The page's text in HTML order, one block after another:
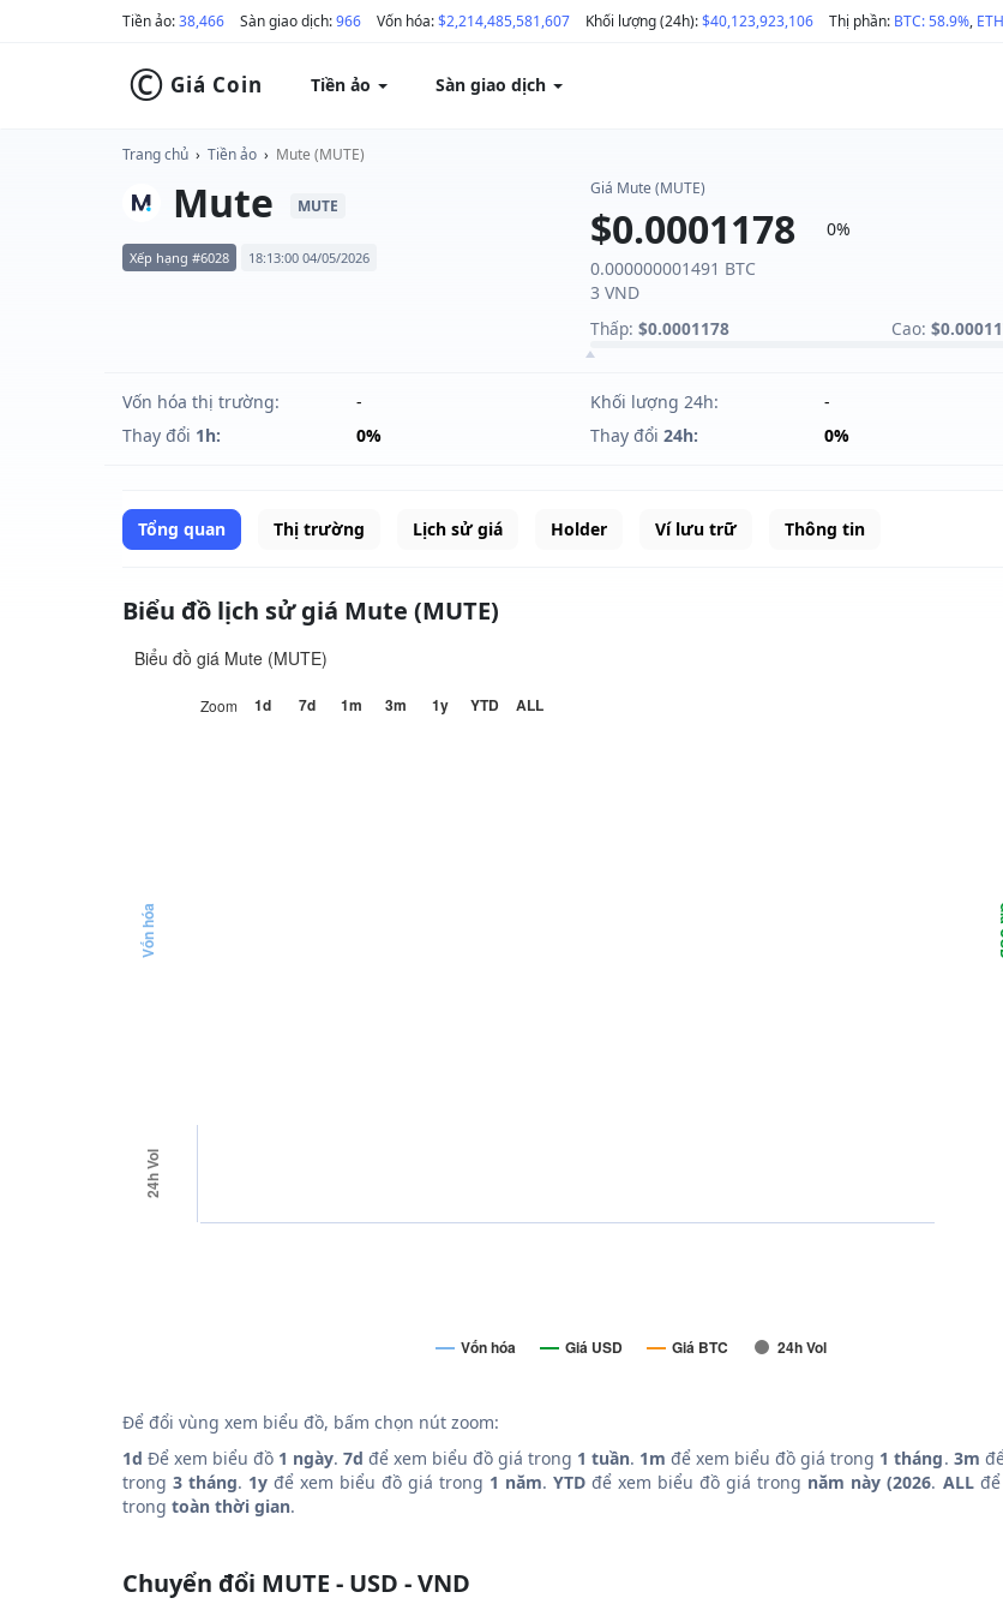
Tiền ảo:38,466 Sàn giao dịch:966 Vốn hóa:$2,214,485,581,607 Khối lượng (24h):$40,123,923,106 Thị phần: BTC: 58.9%,
© Giá Coin Tiền ảo Sàn giao dịch
Trang chủ › Tiền ảo › Mute (MUTE)
Mute MUTE
Xếp hạng #6028 18:13:00 04/05/2026
Giá Mute (MUTE)
$0.0001178
0%
0.000000001491 BTC
3 VND
Thấp: $0.0001178 Cao:
Vốn hóa thị trường: - Khối lượng 24h: -
Thay đổi 1h: 0% Thay đổi 24h: 0%
Tổng quan Thị trường Lịch sử giá Holder Ví lưu trữ Thông tin
Biểu đồ lịch sử giá Mute (MUTE)
Zoom 1d 7d 1m 3m 1y YTD ALL
Vốn hóa
24h Vol
Biểu đồ giá Mute (MUTE)
Vốn hóa Giá USD Giá BTC 24h Vol
Để đổi vùng xem biểu đồ, bấm chọn nút zoom:
1d Để xem biểu đồ 1 ngày.7d để xem biểu đồ giá trong 1 tuần. 1m để xem biểu đồ giá trong 1 tháng. 3m
trong3 tháng. 1y để xem biểu đồ giá trong 1 năm.YTD để xem biểu đồ giá trong năm này (2026. ALLđể
trong toàn thời gian.
Chuyển đổi MUTE - USD - VND